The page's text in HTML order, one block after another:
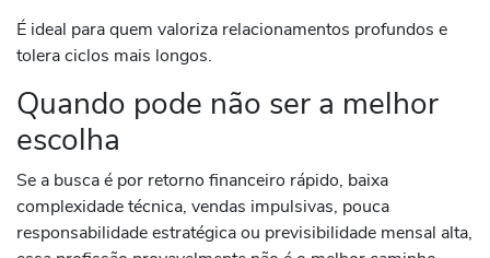
É ideal para quem valoriza relacionamentos profundos e
tolera ciclos mais longos.
Quando pode não ser a melhor
escolha
Se a busca é por retorno financeiro rápido, baixa
complexidade técnica, vendas impulsivas, pouca
responsabilidade estratégica ou previsibilidade mensal alta,